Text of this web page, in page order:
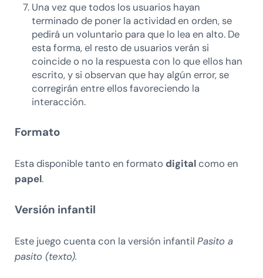
Una vez que todos los usuarios hayan
terminado de poner la actividad en orden, se
pedirá un voluntario para que lo lea en alto. De
esta forma, el resto de usuarios verán si
coincide o no la respuesta con lo que ellos han
escrito, y si observan que hay algún error, se
corregirán entre ellos favoreciendo la
interacción.
Formato
Esta disponible tanto en formato digitalcomo en
papel.
Versión infantil
Este juego cuenta con la versión infantil Pasito a
pasito (texto).